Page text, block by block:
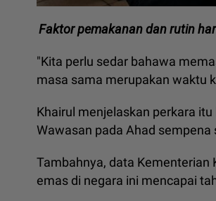
Faktor pemakanan dan rutin
"Kita perlu sedar bahawa
masa sama merupakan waktu
Khairul menjelaskan perkara
Wawasan pada Ahad sempena
Tambahnya, data Kementerian
emas di negara ini mencapai